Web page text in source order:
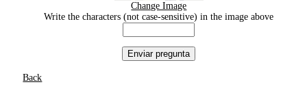
Change Image
Write the characters (not case-sensitive) in the image above
Back